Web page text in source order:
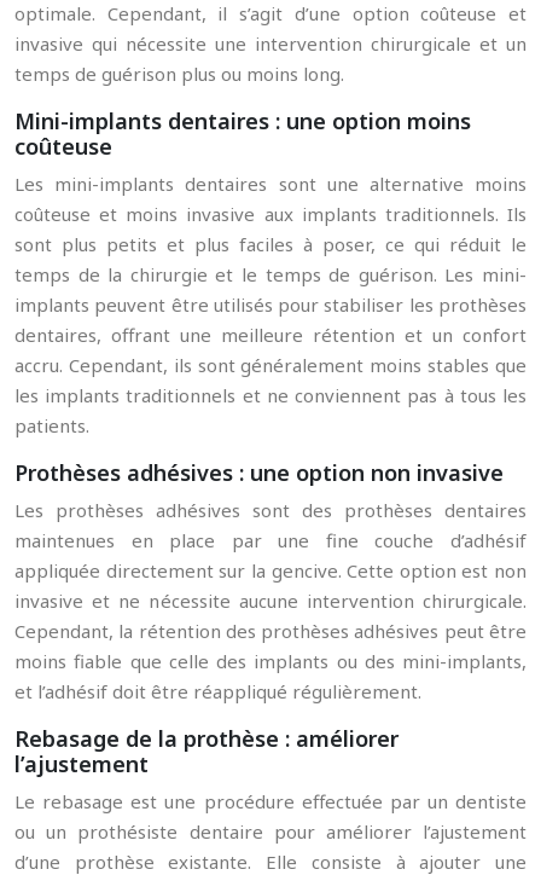
optimale. Cependant, il s’agit d’une option coûteuse et
invasive qui nécessite une intervention chirurgicale et un
temps de guérison plus ou moins long.
Mini-implants dentaires : une option moins
coûteuse
Les mini-implants dentaires sont une alternative moins
coûteuse et moins invasive aux implants traditionnels. Ils
sont plus petits et plus faciles à poser, ce qui réduit le
temps de la chirurgie et le temps de guérison. Les mini-
implants peuvent être utilisés pour stabiliser les prothèses
dentaires, offrant une meilleure rétention et un confort
accru. Cependant, ils sont généralement moins stables que
les implants traditionnels et ne conviennent pas à tous les
patients.
Prothèses adhésives : une option non invasive
Les prothèses adhésives sont des prothèses dentaires
maintenues en place par une fine couche d’adhésif
appliquée directement sur la gencive. Cette option est non
invasive et ne nécessite aucune intervention chirurgicale.
Cependant, la rétention des prothèses adhésives peut être
moins fiable que celle des implants ou des mini-implants,
et l’adhésif doit être réappliqué régulièrement.
Rebasage de la prothèse : améliorer
l’ajustement
Le rebasage est une procédure effectuée par un dentiste
ou un prothésiste dentaire pour améliorer l’ajustement
d’une prothèse existante. Elle consiste à ajouter une